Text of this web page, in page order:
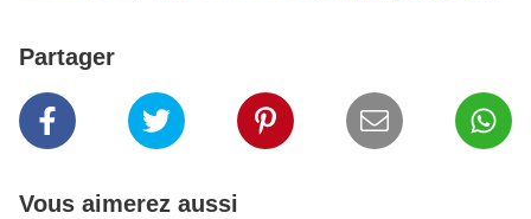
Partager
Vous aimerez aussi